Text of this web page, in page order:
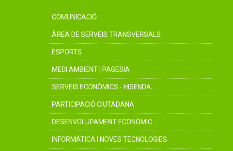
COMUNICACIÓ
ÀREA DE SERVEIS TRANSVERSALS
ESPORTS
MEDI AMBIENT I PAGESIA
SERVEIS ECONÒMICS - HISENDA
PARTICIPACIÓ CIUTADANA
DESENVOLUPAMENT ECONÒMIC
INFORMÀTICA I NOVES TECNOLOGIES